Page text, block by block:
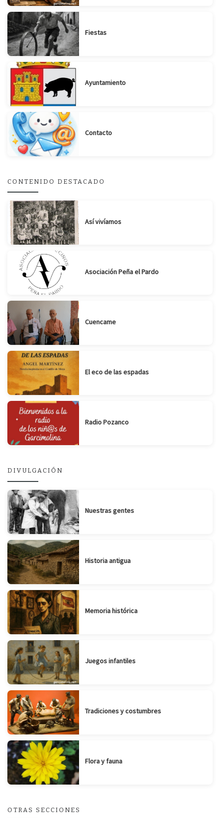
Fiestas
Ayuntamiento
Contacto
CONTENIDO DESTACADO
Así vivíamos
Asociación Peña el Pardo
Cuencame
El eco de las espadas
Radio Pozanco
DIVULGACIÓN
Nuestras gentes
Historia antigua
Memoria histórica
Juegos infantiles
Tradiciones y costumbres
Flora y fauna
OTRAS SECCIONES